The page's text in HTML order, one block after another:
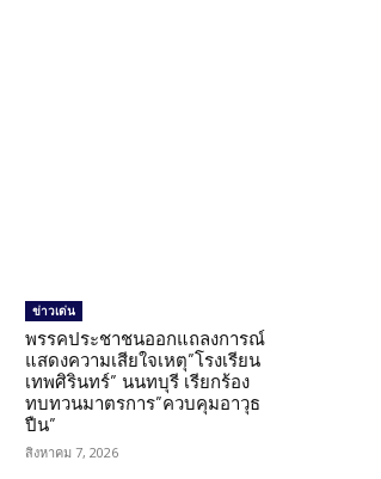
ข่าวเด่น
พรรคประชาชนออกแถลงการณ์
แสดงความเสียใจเหตุ”โรงเรียน
เทพศิรินทร์” นนทบุรี เรียกร้อง
ทบทวนมาตรการ”ควบคุมอาวุธ
ปืน”
สิงหาคม 7, 2026